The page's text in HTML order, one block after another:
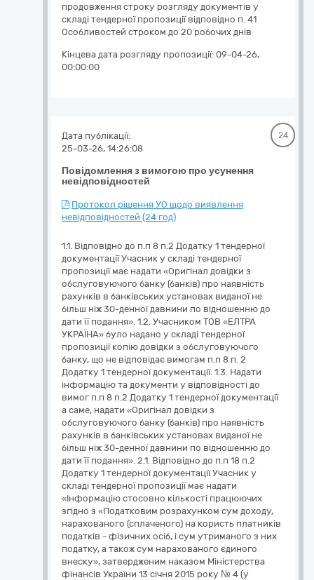
продовження строку розгляду документів у
складі тендерної пропозиції відповідно п. 41
Особливостей строком до 20 робочих днів
Кінцева дата розгляду пропозиції: 09-04-26,
00:00:00
Повідомлення з вимогою про усунення
невідповідностей
Дата публікації:
25-03-26, 14:26:08
24
Протокол рішення УО щодо виявлення
невідповідностей (24 год)
1.1. Відповідно до п.п 8 п.2 Додатку 1 тендерної
документації Учасник у складі тендерної
пропозиції має надати «Оригінал довідки з
обслуговуючого банку (банків) про наявність
рахунків в банківських установах виданої не
більш ніж 30-денної давнини по відношенню до
дати її подання». 1.2. Учасником ТОВ «ЕЛТРА
УКРАЇНА» було надано у складі тендерної
пропозиції копію довідки з обслуговуючого
банку, що не відповідає вимогам п.п 8 п. 2
Додатку 1 тендерної документації. 1.3. Надати
інформацію та документи у відповідності до
вимог п.п 8 п.2 Додатку 1 тендерної документації
а саме, надати «Оригінал довідки з
обслуговуючого банку (банків) про наявність
рахунків в банківських установах виданої не
більш ніж 30-денної давнини по відношенню до
дати її подання». 2.1. Відповідно до п.п 18 п.2
Додатку 1 тендерної документації Учасник у
складі тендерної пропозиції має надати
«Інформацію стосовно кількості працюючих
згідно з «Податковим розрахунком сум доходу,
нарахованого (сплаченого) на користь платників
податків - фізичних осіб, і сум утриманого з них
податку, а також сум нарахованого єдиного
внеску», затвердженим наказом Міністерства
фінансів України 13 січня 2015 року № 4 (у